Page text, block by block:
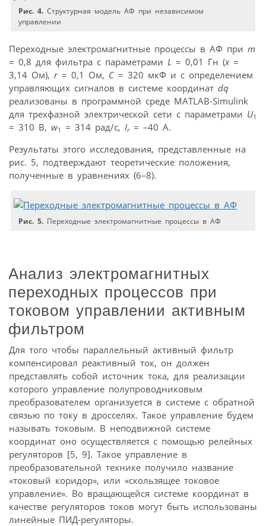
Рис. 4. Структурная модель АФ при независимом
управлении
Переходные электромагнитные процессы в АФ при m
= 0,8 для фильтра с параметрами L = 0,01 Гн (x=
3,14 Ом), r= 0,1 Ом, С= 320 мкФ и с определением
управляющих сигналов в системе координат dq
реализованы в программной среде MATLAB-Simulink
для трехфазной электрической сети с параметрами U1
= 310 В, w1 = 314 рад/c, Ir= –40 A.
Результаты этого исследования, представленные на
рис. 5, подтверждают теоретические положения,
полученные в уравнениях (6–8).
Рис. 5. Переходные электромагнитные процессы в АФ
Анализ электромагнитных
переходных процессов при
токовом управлении активным
фильтром
Для того чтобы параллельный активный фильтр
компенсировал реактивный ток, он должен
представлять собой источник тока, для реализации
которого управление полупроводниковым
преобразователем организуется в системе с обратной
связью по току в дросселях. Такое управление будем
называть токовым. В неподвижной системе
координат оно осуществляется с помощью релейных
регуляторов [5, 9]. Такое управление в
преобразовательной технике получило название
«токовый коридор», или «скользящее токовое
управление». Во вращающейся системе координат в
качестве регуляторов токов могут быть использованы
линейные ПИД-регуляторы.